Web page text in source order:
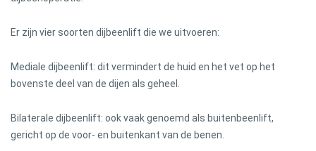
Er zijn vier soorten dijbeenlift die we uitvoeren:
Mediale dijbeenlift: dit vermindert de huid en het vet op het
bovenste deel van de dijen als geheel.
Bilaterale dijbeenlift: ook vaak genoemd als buitenbeenlift,
gericht op de voor- en buitenkant van de benen.